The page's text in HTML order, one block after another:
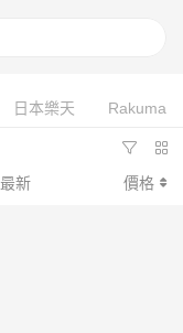
日本樂天 Rakuma
最新 價格